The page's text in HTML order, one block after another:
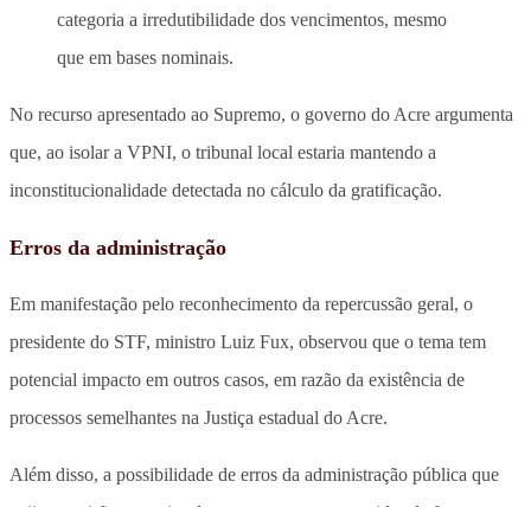
categoria a irredutibilidade dos vencimentos, mesmo
que em bases nominais.
No recurso apresentado ao Supremo, o governo do Acre argumenta
que, ao isolar a VPNI, o tribunal local estaria mantendo a
inconstitucionalidade detectada no cálculo da gratificação.
Erros da administração
Em manifestação pelo reconhecimento da repercussão geral, o
presidente do STF, ministro Luiz Fux, observou que o tema tem
potencial impacto em outros casos, em razão da existência de
processos semelhantes na Justiça estadual do Acre.
Além disso, a possibilidade de erros da administração pública que